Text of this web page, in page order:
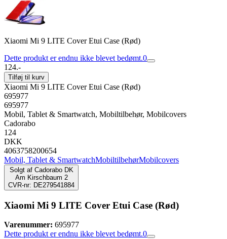
Xiaomi Mi 9 LITE Cover Etui Case (Rød)
Dette produkt er endnu ikke blevet bedømt.0
124.-
Tilføj til kurv
Xiaomi Mi 9 LITE Cover Etui Case (Rød)
695977
695977
Mobil, Tablet & Smartwatch, Mobiltilbehør, Mobilcovers
Cadorabo
124
DKK
4063758200654
Mobil, Tablet & SmartwatchMobiltilbehørMobilcovers
Solgt af Cadorabo DK
Am Kirschbaum 2
CVR-nr: DE279541884
Xiaomi Mi 9 LITE Cover Etui Case (Rød)
Varenummer: 695977
Dette produkt er endnu ikke blevet bedømt.0